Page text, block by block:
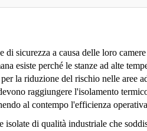
sicurezza a causa delle loro camere
esiste perché le stanze ad alte
la riduzione del rischio nelle aree
raggiungere l'isolamento
al contempo l'efficienza
di qualità industriale che